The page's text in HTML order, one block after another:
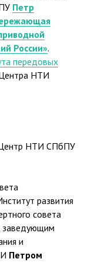
Петр
России».
передовых
Центра НТИ
Центр НТИ СПбПУ
развития
совета
заведующим
и
Петром